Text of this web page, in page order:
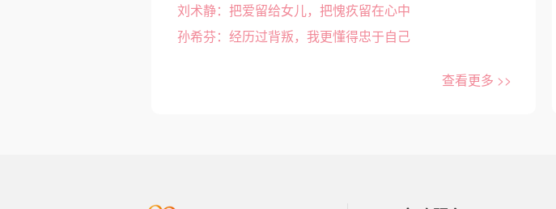
刘术静：把爱留给女儿，把愧疚留在心中
孙希芬：经历过背叛，我更懂得忠于自己
查看更多 >>